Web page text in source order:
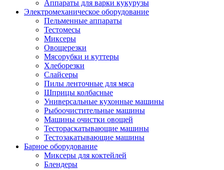
Аппараты для варки кукурузы
Электромеханическое оборудование
Пельменные аппараты
Тестомесы
Миксеры
Овощерезки
Мясорубки и куттеры
Хлеборезки
Слайсеры
Пилы ленточные для мяса
Шприцы колбасные
Универсальные кухонные машины
Рыбоочистительные машины
Машины очистки овощей
Тестораскатывающие машины
Тестозакатывающие машины
Барное оборудование
Миксеры для коктейлей
Блендеры